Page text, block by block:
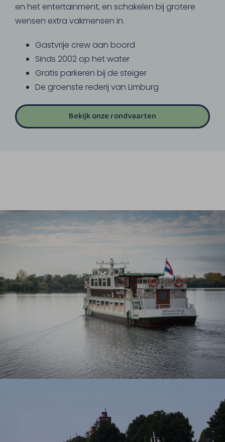
en het entertainment, en schakelen bij grotere
wensen extra vakmensen in.
Gastvrije crew aan boord
Sinds 2002 op het water
Gratis parkeren bij de steiger
De groenste rederij van Limburg
Bekijk onze rondvaarten